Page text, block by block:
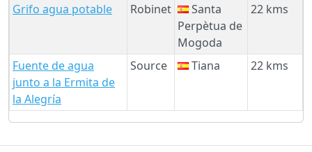
Grifo agua potable
Robinet
Santa
Perpètua de
Mogoda
22 kms
Fuente de agua
junto a la Ermita de
la Alegría
Source Tiana 22 kms